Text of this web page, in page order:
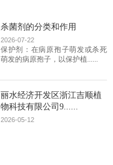
杀菌剂的分类和作用
2026-07-22
保护剂：在病原孢子萌发或杀死
萌发的病原孢子，以保护植......
丽水经济开发区浙江吉顺植
物科技有限公司9......
2026-05-12